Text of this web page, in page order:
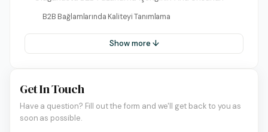
B2B Bağlamlarında Kaliteyi Tanımlama
Show more ↓
Get In Touch
Have a question? Fill out the form and we'll get back to you as
soon as possible.